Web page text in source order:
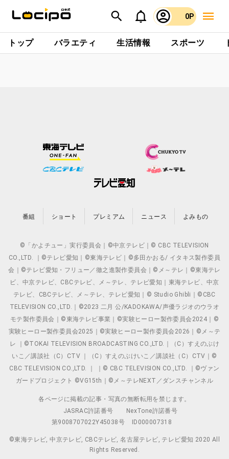
0P
トップ バラエティ 生活情報 スポーツ
番組 ショート プレミアム ニュース よみもの
©「かよチュー」実行委員会｜©中京テレビ｜© CBC TELEVISION
CO.,LTD. ｜©テレビ愛知｜©東海テレビ｜©多田かおる/ イタキス製作委員
会｜©テレビ愛知・フリュー／徹之進製作委員会｜©メ～テレ｜©東海テレ
ビ、中京テレビ、CBCテレビ、メ～テレ、テレビ愛知｜東海テレビ、中京
テレビ、CBCテレビ、メ～テレ、テレビ愛知｜© Studio Ghibli｜©CBC
TELEVISION CO.,LTD.｜©2023 二月 公/KADOKAWA/声優ラジオのウラオ
モテ製作委員会｜©東海テレビ事業｜©実験ヒーロー製作委員会2024｜©
実験ヒーロー製作委員会2025｜©実験ヒーロー製作委員会2026｜©メ～テ
レ ｜©TOKAI TELEVISION BROADCASTING CO.,LTD.｜（C）すえのぶけ
いこ／講談社（C）CTV ｜（C）すえのぶけいこ／講談社（C）CTV｜©
CBC TELEVISION CO.,LTD. ｜ ｜© CBC TELEVISION CO.,LTD. ｜©ヴァン
ガードプロジェクト ©VG15th｜©メ～テレNEXT／ダンスチャンネル
各ページに掲載の記事・写真の無断転用を禁じます。
JASRAC許諾番号
NexTone許諾番号
第9008707022Y45038号
ID000007318
©東海テレビ, 中京テレビ, CBCテレビ, 名古屋テレビ, テレビ愛知 2020 All
Rights Reserved.